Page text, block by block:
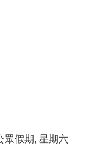
眾假期, 星期六